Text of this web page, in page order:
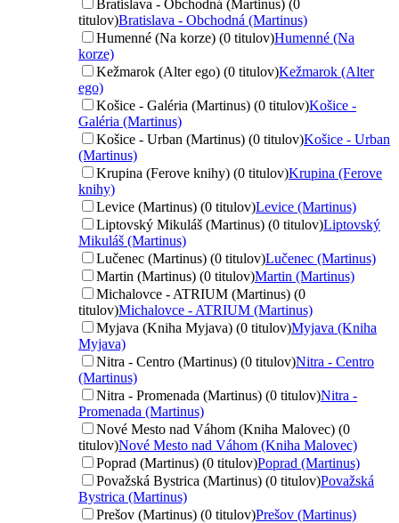
Bratislava - Obchodná (Martinus) (0
titulov)Bratislava - Obchodná (Martinus)
Humenné (Na korze) (0 titulov)Humenné (Na
korze)
Kežmarok (Alter ego) (0 titulov)Kežmarok (Alter
ego)
Košice - Galéria (Martinus) (0 titulov)Košice -
Galéria (Martinus)
Košice - Urban (Martinus) (0 titulov)Košice - Urban
(Martinus)
Krupina (Ferove knihy) (0 titulov)Krupina (Ferove
knihy)
Levice (Martinus) (0 titulov)Levice (Martinus)
Liptovský Mikuláš (Martinus) (0 titulov)Liptovský
Mikuláš (Martinus)
Lučenec (Martinus) (0 titulov)Lučenec (Martinus)
Martin (Martinus) (0 titulov)Martin (Martinus)
Michalovce - ATRIUM (Martinus) (0
titulov)Michalovce - ATRIUM (Martinus)
Myjava (Kniha Myjava) (0 titulov)Myjava (Kniha
Myjava)
Nitra - Centro (Martinus) (0 titulov)Nitra - Centro
(Martinus)
Nitra - Promenada (Martinus) (0 titulov)Nitra -
Promenada (Martinus)
Nové Mesto nad Váhom (Kniha Malovec) (0
titulov)Nové Mesto nad Váhom (Kniha Malovec)
Poprad (Martinus) (0 titulov)Poprad (Martinus)
Považská Bystrica (Martinus) (0 titulov)Považská
Bystrica (Martinus)
Prešov (Martinus) (0 titulov)Prešov (Martinus)